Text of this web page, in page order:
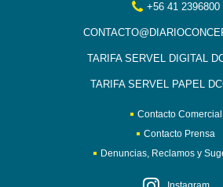
+56 41 2396800
TARIFA SERVEL DIGITAL
TARIFA SERVEL PAPEL
Contacto Comercial
Contacto Prensa
Denuncias, Reclamos y